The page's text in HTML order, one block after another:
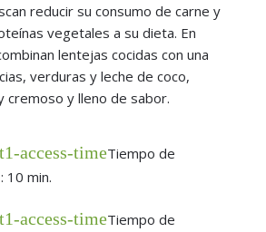
reducir su consumo de carne y
vegetales a su dieta. En
lentejas cocidas con una
verduras y leche de coco,
cremoso y lleno de sabor.
access-timeTiempo de
10 min.
access-timeTiempo de